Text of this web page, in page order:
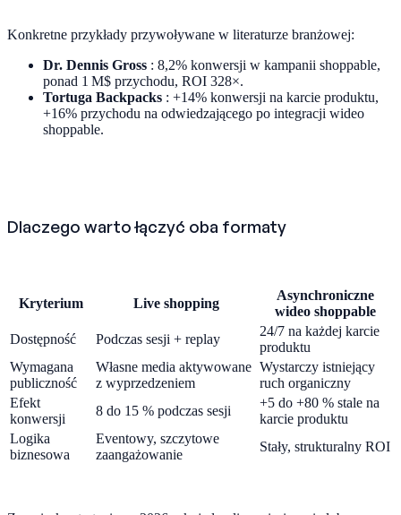
Konkretne przykłady przywoływane w literaturze branżowej:
Dr. Dennis Gross : 8,2% konwersji w kampanii shoppable,
ponad 1 M$ przychodu, ROI 328×.
Tortuga Backpacks : +14% konwersji na karcie produktu,
+16% przychodu na odwiedzającego po integracji wideo
shoppable.
Dlaczego warto łączyć oba formaty
Kryterium Live shopping
Asynchroniczne
wideo shoppable
Dostępność
Podczas sesji + replay
24/7 na każdej karcie
produktu
Wymagana
publiczność
Własne media aktywowane
z wyprzedzeniem
Wystarczy istniejący
ruch organiczny
Efekt
konwersji
8 do 15 % podczas sesji
+5 do +80 % stale na
karcie produktu
Logika
biznesowa
Eventowy, szczytowe
zaangażowanie
Stały, strukturalny ROI